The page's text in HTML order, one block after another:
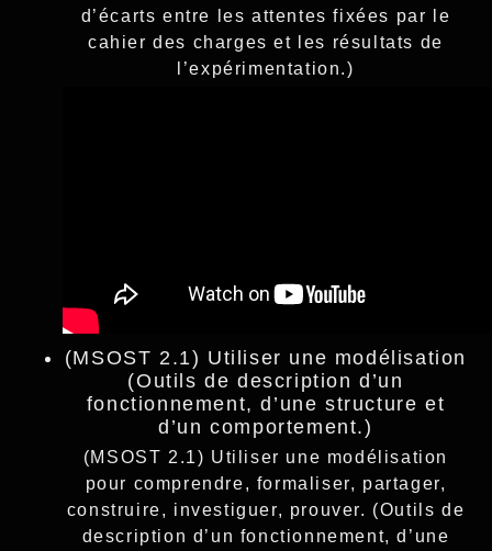
d’écarts entre les attentes fixées par le
cahier des charges et les résultats de
l’expérimentation.)
(MSOST 2.1) Utiliser une modélisation
(Outils de description d’un
fonctionnement, d’une structure et
d’un comportement.)
(MSOST 2.1) Utiliser une modélisation
pour comprendre, formaliser, partager,
construire, investiguer, prouver. (Outils de
description d’un fonctionnement, d’une